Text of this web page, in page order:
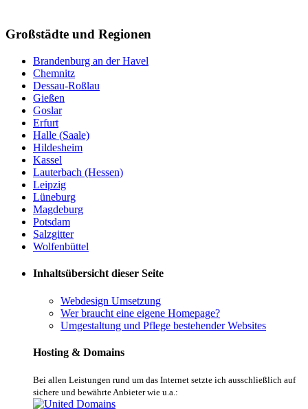
Großstädte und Regionen
Brandenburg an der Havel
Chemnitz
Dessau-Roßlau
Gießen
Goslar
Erfurt
Halle (Saale)
Hildesheim
Kassel
Lauterbach (Hessen)
Leipzig
Lüneburg
Magdeburg
Potsdam
Salzgitter
Wolfenbüttel
Inhaltsübersicht dieser Seite
Webdesign Umsetzung
Wer braucht eine eigene Homepage?
Umgestaltung und Pflege bestehender Websites
Hosting & Domains
Bei allen Leistungen rund um das Internet setzte ich ausschließlich auf
sichere und bewährte Anbieter wie u.a.: